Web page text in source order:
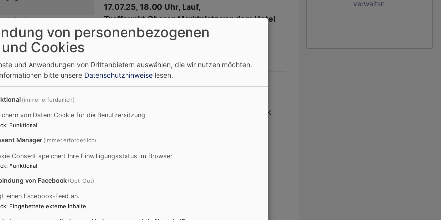
Lauf
17.07.25, 18.00 Uhr, Lauf,
Treffpunkt Oberer Marktplatz vor dem Hotel
Thema „Hoffnungszeichen“
Oasentag der Dekanatsfrauen aus Hersbruck
verwalten
von personenbezogenen
Cookies
und Anwendungen von Drittanbietern auswählen, die wir nutzen möchten.
bitte unsere Datenschutzhinweise lesen.
(immer erforderlich)
von Daten: Cookie für die Benutzersitzung
: Funktional
Manager (immer erforderlich)
Consent speichert Ihre Einwilligungsstatus im Browser
: Funktional
von Facebook (Opt-Out)
einen Facebook-Feed an.
: Eingebettete externe Inhalte